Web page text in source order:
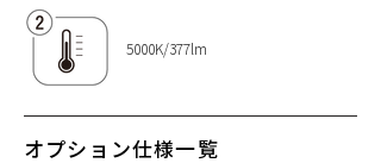
オプション仕様一覧
5000K/377lm